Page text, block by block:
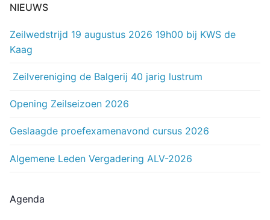
NIEUWS
Zeilwedstrijd 19 augustus 2026 19h00 bij KWS de
Kaag
Zeilvereniging de Balgerij 40 jarig lustrum
Opening Zeilseizoen 2026
Geslaagde proefexamenavond cursus 2026
Algemene Leden Vergadering ALV-2026
Agenda